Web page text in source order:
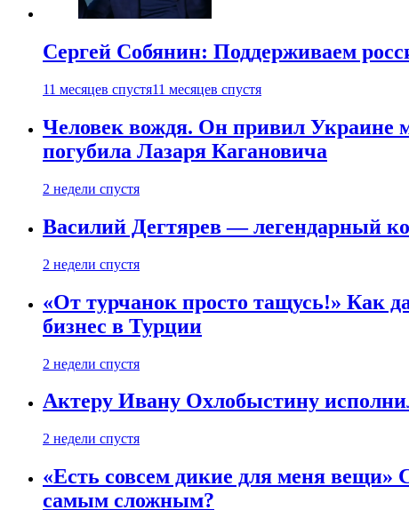
Сергей Собянин: Поддерживаем
11 месяцев спустя11 месяцев спустя
Человек вождя. Он привил Украине
погубила Лазаря Кагановича
2 недели спустя
Василий Дегтярев — легендарный
2 недели спустя
«От турчанок просто тащусь!» Как
бизнес в Турции
2 недели спустя
Актеру Ивану Охлобыстину
2 недели спустя
«Есть совсем дикие для меня
самым сложным?